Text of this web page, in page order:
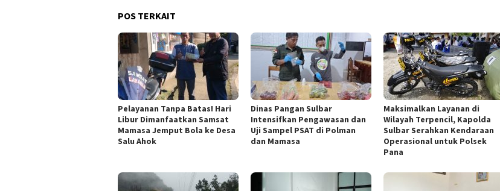
POS TERKAIT
Pelayanan Tanpa Batas! Hari
Libur Dimanfaatkan Samsat
Mamasa Jemput Bola ke Desa
Salu Ahok
Dinas Pangan Sulbar
Intensifkan Pengawasan dan
Uji Sampel PSAT di Polman
dan Mamasa
Maksimalkan Layanan di
Wilayah Terpencil, Kapolda
Sulbar Serahkan Kendaraan
Operasional untuk Polsek
Pana